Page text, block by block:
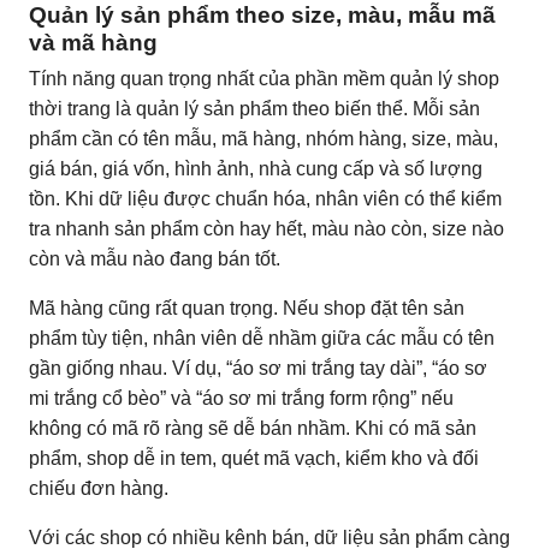
Quản lý sản phẩm theo size, màu, mẫu mã
và mã hàng
Tính năng quan trọng nhất của phần mềm quản lý shop
thời trang là quản lý sản phẩm theo biến thể. Mỗi sản
phẩm cần có tên mẫu, mã hàng, nhóm hàng, size, màu,
giá bán, giá vốn, hình ảnh, nhà cung cấp và số lượng
tồn. Khi dữ liệu được chuẩn hóa, nhân viên có thể kiểm
tra nhanh sản phẩm còn hay hết, màu nào còn, size nào
còn và mẫu nào đang bán tốt.
Mã hàng cũng rất quan trọng. Nếu shop đặt tên sản
phẩm tùy tiện, nhân viên dễ nhầm giữa các mẫu có tên
gần giống nhau. Ví dụ, “áo sơ mi trắng tay dài”, “áo sơ
mi trắng cổ bèo” và “áo sơ mi trắng form rộng” nếu
không có mã rõ ràng sẽ dễ bán nhầm. Khi có mã sản
phẩm, shop dễ in tem, quét mã vạch, kiểm kho và đối
chiếu đơn hàng.
Với các shop có nhiều kênh bán, dữ liệu sản phẩm càng